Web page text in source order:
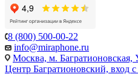
8 (800) 500-00-22
info@miraphone.ru
Москва, м. Багратионовская,
Центр Багратионовский, вход